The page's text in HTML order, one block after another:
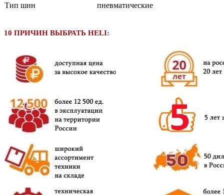
Тип шин
пневматические
10 ПРИЧИН ВЫБРАТЬ HELI: